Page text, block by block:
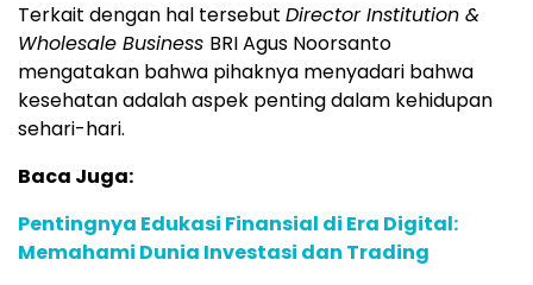
Terkait dengan hal tersebut Director Institution &
Wholesale Business BRI Agus Noorsanto
mengatakan bahwa pihaknya menyadari bahwa
kesehatan adalah aspek penting dalam kehidupan
sehari-hari.
Baca Juga:
Pentingnya Edukasi Finansial di Era Digital:
Memahami Dunia Investasi dan Trading